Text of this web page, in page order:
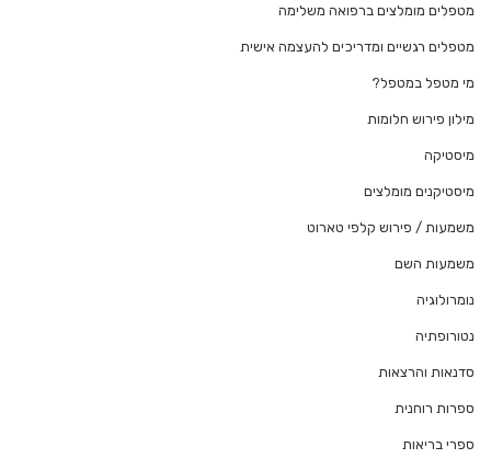
מטפלים מומלצים ברפואה משלימה
מטפלים רגשיים ומדריכים להעצמה אישית
מי מטפל במטפל?
מילון פירוש חלומות
מיסטיקה
מיסטיקנים מומלצים
משמעות / פירוש קלפי טארוט
משמעות השם
נומרולוגיה
נטורופתיה
סדנאות והרצאות
ספרות רוחנית
ספרי בריאות